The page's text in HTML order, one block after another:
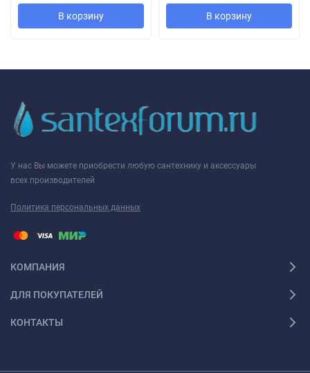
В корзину В корзину
У нас Вы можете приобрести любую сантехнику и аксессуары
всех производителей
Политика персональных данных
КОМПАНИЯ
ДЛЯ ПОКУПАТЕЛЕЙ
КОНТАКТЫ